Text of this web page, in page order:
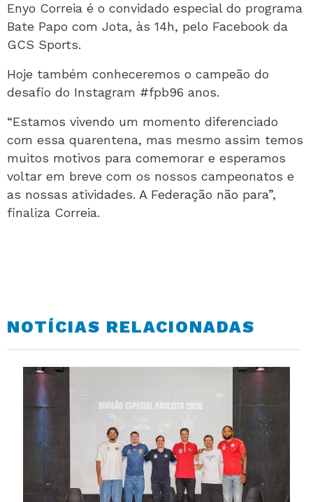
Enyo Correia é o convidado especial do programa
Bate Papo com Jota, às 14h, pelo Facebook da
GCS Sports.
Hoje também conheceremos o campeão do
desafio do Instagram #fpb96 anos.
“Estamos vivendo um momento diferenciado
com essa quarentena, mas mesmo assim temos
muitos motivos para comemorar e esperamos
voltar em breve com os nossos campeonatos e
as nossas atividades. A Federação não para”,
finaliza Correia.
NOTÍCIAS RELACIONADAS